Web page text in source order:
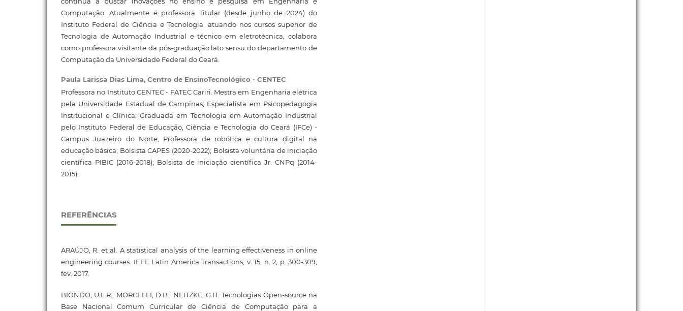
Computação. Atualmente é professora Titular (desde junho de 2024) do
Instituto Federal de Ciência e Tecnologia, atuando nos cursos superior de
Tecnologia de Automação Industrial e técnico em eletrotécnica, colabora
como professora visitante da pós-graduação lato sensu do departamento de
Computação da Universidade Federal do Ceará.
Paula Larissa Dias Lima, Centro de EnsinoTecnológico - CENTEC
Professora no Instituto CENTEC - FATEC Cariri. Mestra em Engenharia elétrica
pela Universidade Estadual de Campinas; Especialista em Psicopedagogia
Institucional e Clínica; Graduada em Tecnologia em Automação Industrial
pelo Instituto Federal de Educação, Ciência e Tecnologia do Ceará (IFCe) -
Campus Juazeiro do Norte; Professora de robótica e cultura digital na
educação básica; Bolsista CAPES (2020-2022); Bolsista voluntária de iniciação
científica PIBIC (2016-2018); Bolsista de iniciação científica Jr. CNPq (2014-
2015).
REFERÊNCIAS
ARAÚJO, R. et al. A statistical analysis of the learning effectiveness in online
engineering courses. IEEE Latin America Transactions, v. 15, n. 2, p. 300-309,
fev. 2017.
BIONDO, U.L.R.; MORCELLI, D.B.; NEITZKE, G.H. Tecnologias Open-source na
Base Nacional Comum Curricular de Ciência de Computação para a